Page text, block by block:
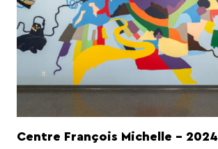
Centre François Michelle - 2024